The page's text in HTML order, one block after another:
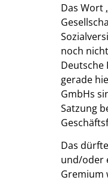
Das Wort
noch
Deutsche
gerade
GmbHs
Satzung
Das
und/oder
Gremium